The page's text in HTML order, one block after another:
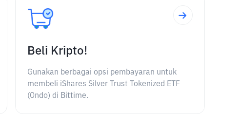
Beli Kripto!
Gunakan berbagai opsi pembayaran untuk
membeli iShares Silver Trust Tokenized ETF
(Ondo) di Bittime.